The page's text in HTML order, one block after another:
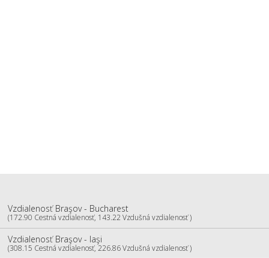
Vzdialenosť Braşov - Bucharest
(172.90 Cestná vzdialenosť, 143.22 Vzdušná vzdialenosť )
Vzdialenosť Braşov - Iaşi
(308.15 Cestná vzdialenosť, 226.86 Vzdušná vzdialenosť )